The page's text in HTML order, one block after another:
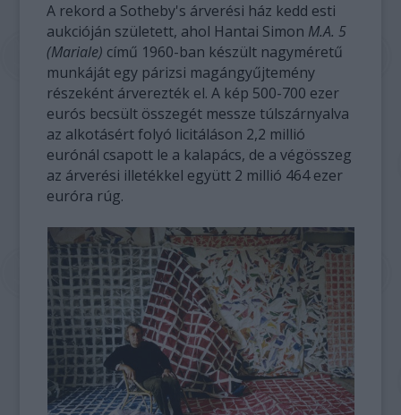
A rekord a Sotheby's árverési ház kedd esti
aukcióján született, ahol Hantai Simon M.A. 5
(Mariale) című 1960-ban készült nagyméretű
munkáját egy párizsi magángyűjtemény
részeként árverezték el. A kép 500-700 ezer
eurós becsült összegét messze túlszárnyalva
az alkotásért folyó licitáláson 2,2 millió
eurónál csapott le a kalapács, de a végösszeg
az árverési illetékkel együtt 2 millió 464 ezer
euróra rúg.